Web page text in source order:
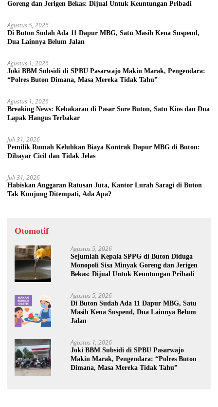
Goreng dan Jerigen Bekas: Dijual Untuk Keuntungan Pribadi
Agustus 5, 2026
Di Buton Sudah Ada 11 Dapur MBG, Satu Masih Kena Suspend,
Dua Lainnya Belum Jalan
Agustus 1, 2026
Joki BBM Subsidi di SPBU Pasarwajo Makin Marak, Pengendara:
“Polres Buton Dimana, Masa Mereka Tidak Tahu”
Agustus 1, 2026
Breaking News: Kebakaran di Pasar Sore Buton, Satu Kios dan Dua
Lapak Hangus Terbakar
Juli 31, 2026
Pemilik Rumah Keluhkan Biaya Kontrak Dapur MBG di Buton:
Dibayar Cicil dan Tidak Jelas
Juli 31, 2026
Habiskan Anggaran Ratusan Juta, Kantor Lurah Saragi di Buton
Tak Kunjung Ditempati, Ada Apa?
Otomotif
Agustus 5, 2026
Sejumlah Kepala SPPG di Buton Diduga
Monopoli Sisa Minyak Goreng dan Jerigen
Bekas: Dijual Untuk Keuntungan Pribadi
Agustus 5, 2026
Di Buton Sudah Ada 11 Dapur MBG, Satu
Masih Kena Suspend, Dua Lainnya Belum
Jalan
Agustus 1, 2026
Joki BBM Subsidi di SPBU Pasarwajo
Makin Marak, Pengendara: “Polres Buton
Dimana, Masa Mereka Tidak Tahu”